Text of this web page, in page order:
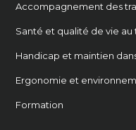
Accompagnement des
Santé et qualité de vie au
Handicap et maintien
Ergonomie et
Formation